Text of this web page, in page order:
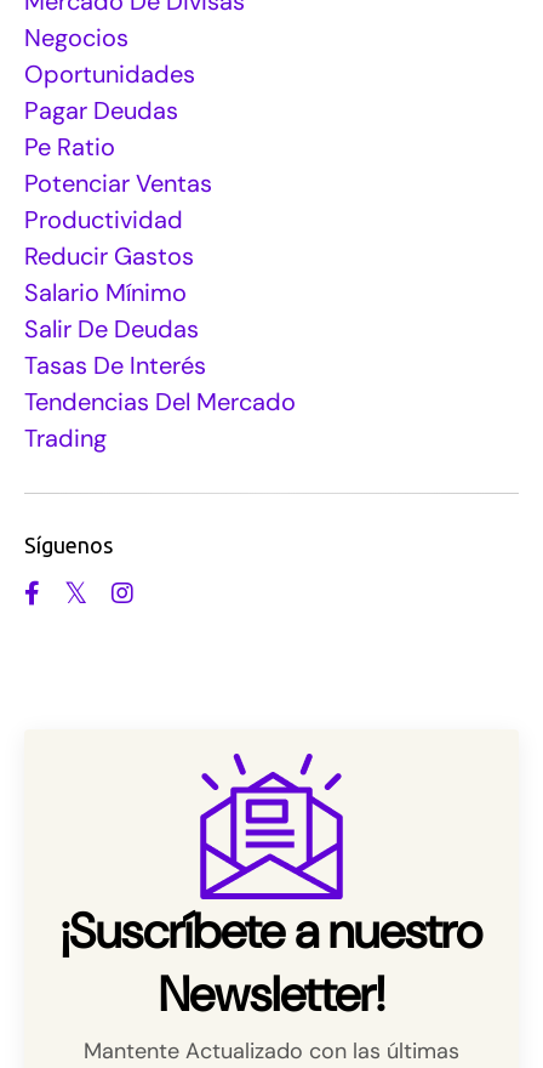
Negocios
Oportunidades
Pagar Deudas
Pe Ratio
Potenciar Ventas
Productividad
Reducir Gastos
Salario Mínimo
Salir De Deudas
Tasas De Interés
Tendencias Del Mercado
Trading
Síguenos
¡Suscríbete a nuestro
Newsletter!
Mantente Actualizado con las últimas